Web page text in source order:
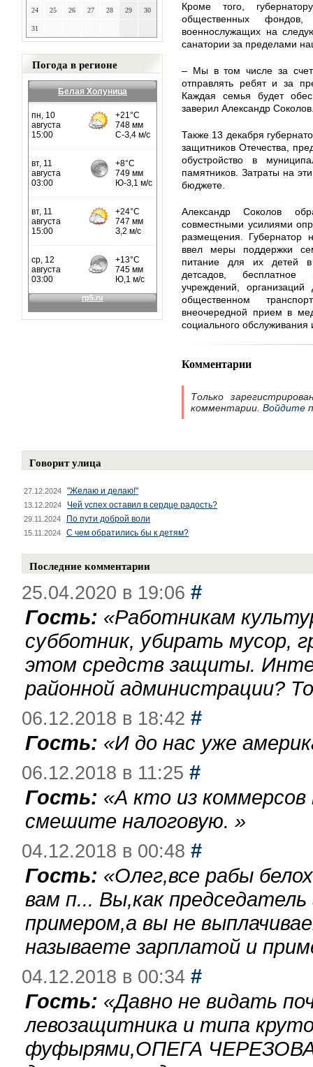
24 25 26 27 28 29 30
31
Погода в регионе
Белая Холуница
Кроме того,
общественных
военнослужащих на
санатории за пределами
– Мы в том числе за счет
отправлять ребят и за
Каждая семья будет
заверил Александр
Также 13 декабря
защитников Отечества,
обустройство в
памятников. Затраты на
бюджете.
Александр Соколов
совместными усилиями
размещения. Губернатор
ввел меры поддержки
питание для их детей
детсадов, бесплатное
учреждений,
общественном
внеочередной прием в
социального обслуживания
Комментарии
Только
комментарии. Войдите
Говорит улица
27.12.2024 "Желаю и делаю!"
13.12.2024 Чей успех оставил в сердце радость?
29.11.2024 По пути доброй воли
15.11.2024 С чем обратились бы к детям?
Последние комментарии
25.04.2020 в 19:06 #
Гость: «Работникам
субботник, убирать мусор,
этом средств защиты.
районной администрации?
06.12.2018 в 18:42 #
Гость: «И до нас уже
06.12.2018 в 11:25 #
Гость: «А кто из
смешите налоговую. »
04.12.2018 в 00:48 #
Гость: «Олег,все рабы
вам п... Вы,как
примером,а вы не
называете зарплатой и
04.12.2018 в 00:34 #
Гость: «Давно не видать
левозащитника и типа
фуфырями,ОПЕГА